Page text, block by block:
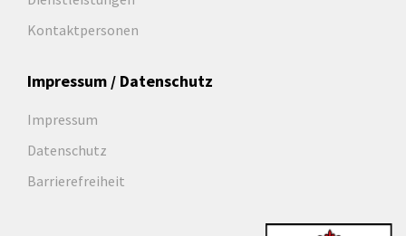
Kontaktpersonen
Impressum / Datenschutz
Impressum
Datenschutz
Barrierefreiheit